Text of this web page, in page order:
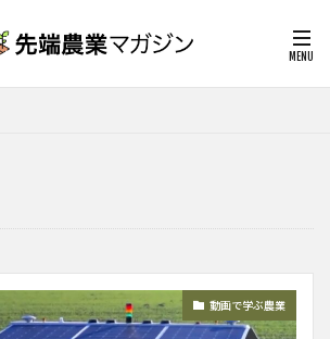
動画で学ぶ農業